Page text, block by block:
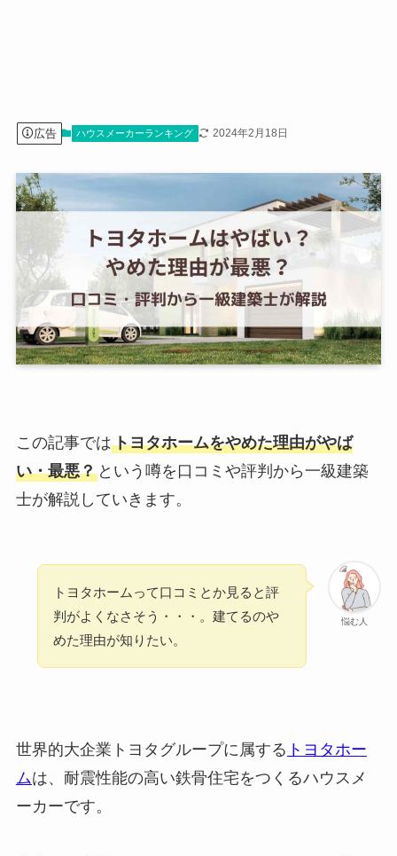
広告 ハウスメーカーランキング 2024年2月18日
この記事ではトヨタホームをやめた理由がやば
い・最悪？という噂を口コミや評判から一級建築
士が解説していきます。
悩む人
トヨタホームって口コミとか見ると評
判がよくなさそう・・・。建てるのや
めた理由が知りたい。
世界的大企業トヨタグループに属する トヨタホー
ムは、耐震性能の高い鉄骨住宅をつくるハウスメ
ーカーです。